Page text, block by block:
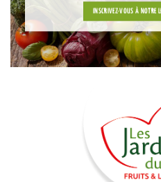
INSCRIVEZ-VOUS À NOTRE